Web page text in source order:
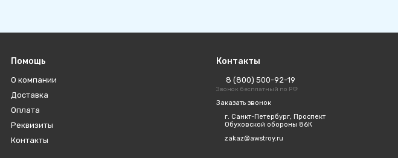
Помощь
О компании
Доставка
Оплата
Реквизиты
Контакты
Контакты
8 (800) 500-92-19
Звонок бесплатный по РФ
Заказать звонок
г. Санкт-Петербург, Проспект
Обуховской обороны 86К
zakaz@awstroy.ru